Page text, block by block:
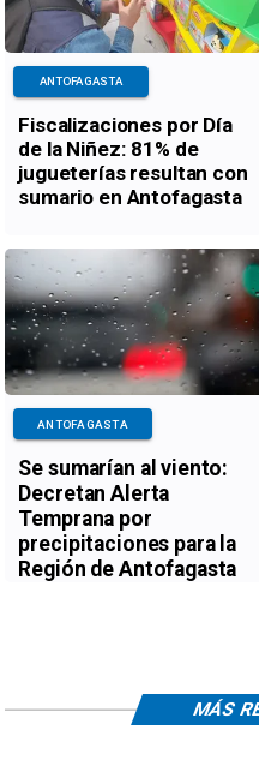
Fiscalizaciones por Día
de la Niñez: 81% de
jugueterías resultan con
sumario en Antofagasta
ANTOFAGASTA
Se sumarían al viento:
Decretan Alerta
Temprana por
precipitaciones para la
Región de Antofagasta
ANTOFAGASTA
MÁS